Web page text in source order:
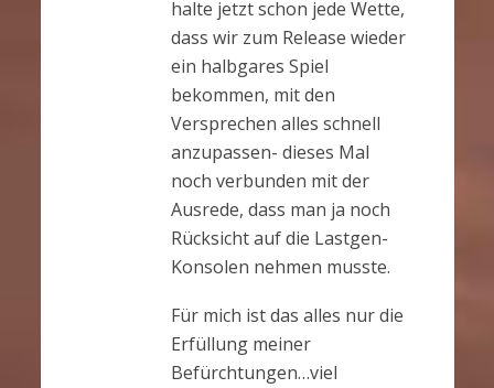
halte jetzt schon jede Wette,
dass wir zum Release wieder
ein halbgares Spiel
bekommen, mit den
Versprechen alles schnell
anzupassen- dieses Mal
noch verbunden mit der
Ausrede, dass man ja noch
Rücksicht auf die Lastgen-
Konsolen nehmen musste.
Für mich ist das alles nur die
Erfüllung meiner
Befürchtungen…viel